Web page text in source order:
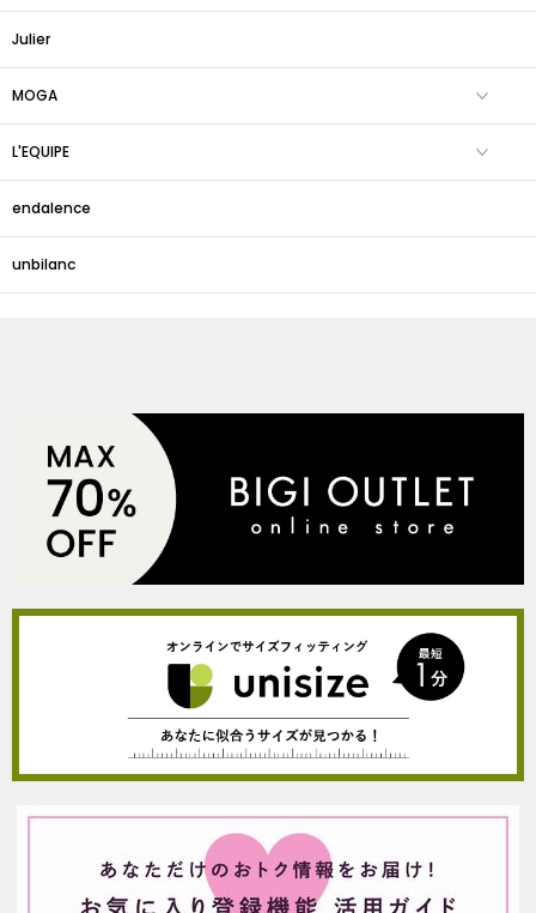
Julier
MOGA
L'EQUIPE
endalence
unbilanc